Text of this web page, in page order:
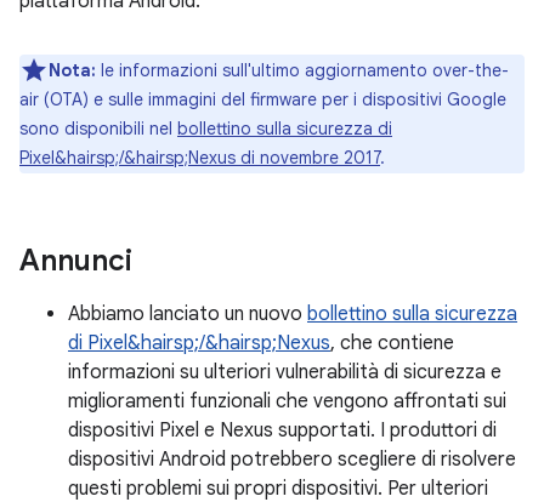
Nota: le informazioni sull'ultimo aggiornamento over-the-
air (OTA) e sulle immagini del firmware per i dispositivi Google
sono disponibili nel bollettino sulla sicurezza di
Pixel&hairsp;/&hairsp;Nexus di novembre 2017.
Annunci
Abbiamo lanciato un nuovo bollettino sulla sicurezza
di Pixel&hairsp;/&hairsp;Nexus, che contiene
informazioni su ulteriori vulnerabilità di sicurezza e
miglioramenti funzionali che vengono affrontati sui
dispositivi Pixel e Nexus supportati. I produttori di
dispositivi Android potrebbero scegliere di risolvere
questi problemi sui propri dispositivi. Per ulteriori